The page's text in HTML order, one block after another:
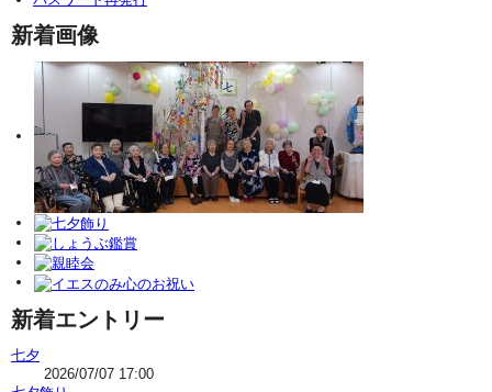
新着画像
新着エントリー
七夕
2026/07/07 17:00